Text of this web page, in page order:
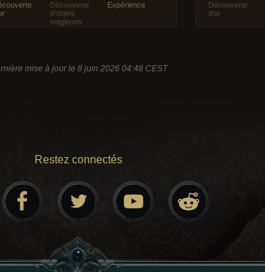
Découverte
d’objets
magiques
Expérience
Découverte
d’or
mise à jour le 8 juin 2026 04:48 CEST
Restez connectés